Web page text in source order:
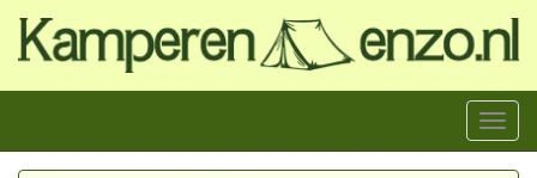
Menu